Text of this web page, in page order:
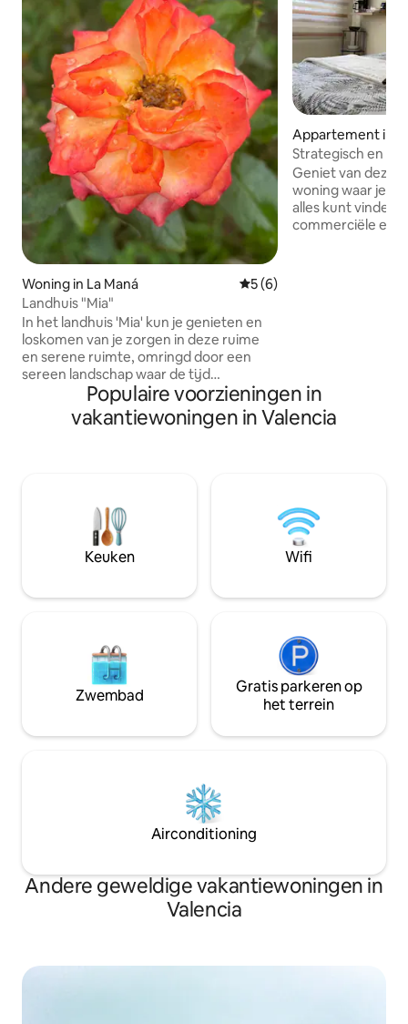
Woning in La Maná Gemiddelde beoordeling
5 (6)
Landhuis "Mia"
In het landhuis 'Mia' kun je genieten en
loskomen van je zorgen in deze ruime
en serene ruimte, omringd door een
sereen landschap waar de tijd
langzamer lijkt te stromen. Met zijn
rustieke bakstenen gevel straalt het een
traditionele charme uit die harmonieert
komen met de rust van het platteland.
Een bezoek hier is een kans om aan de
routine te ontsnappen en in de natuur te
Appartement in
Strategisch en
Quevedo Centro
Geniet van deze
woning waar je
alles kunt vinden.
commerciële en
meestal extern
kantooruren.
Populaire voorzieningen in
vakantiewoningen in Valencia
Keuken Wifi
Zwembad
Gratis parkeren op
het terrein
Airconditioning
Andere geweldige vakantiewoningen in
Valencia